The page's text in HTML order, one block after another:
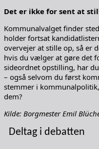
Det er ikke for sent at
Kommunalvalget finder
holder fortsat
overvejer at stille op, så er
hvis du vælger at gøre det
sideordnet opstilling, har
– også selvom du først
stemmer i
dem?
Kilde: Borgmester Emil
Deltag i debatten